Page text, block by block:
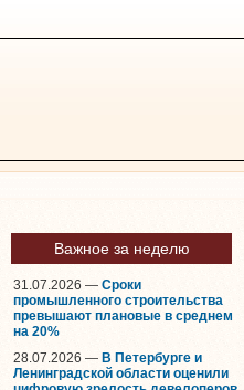
Важное за неделю
31.07.2026 — Сроки
промышленного строительства
превышают плановые в среднем
на 20%
28.07.2026 — В Петербурге и
Ленинградской области оценили